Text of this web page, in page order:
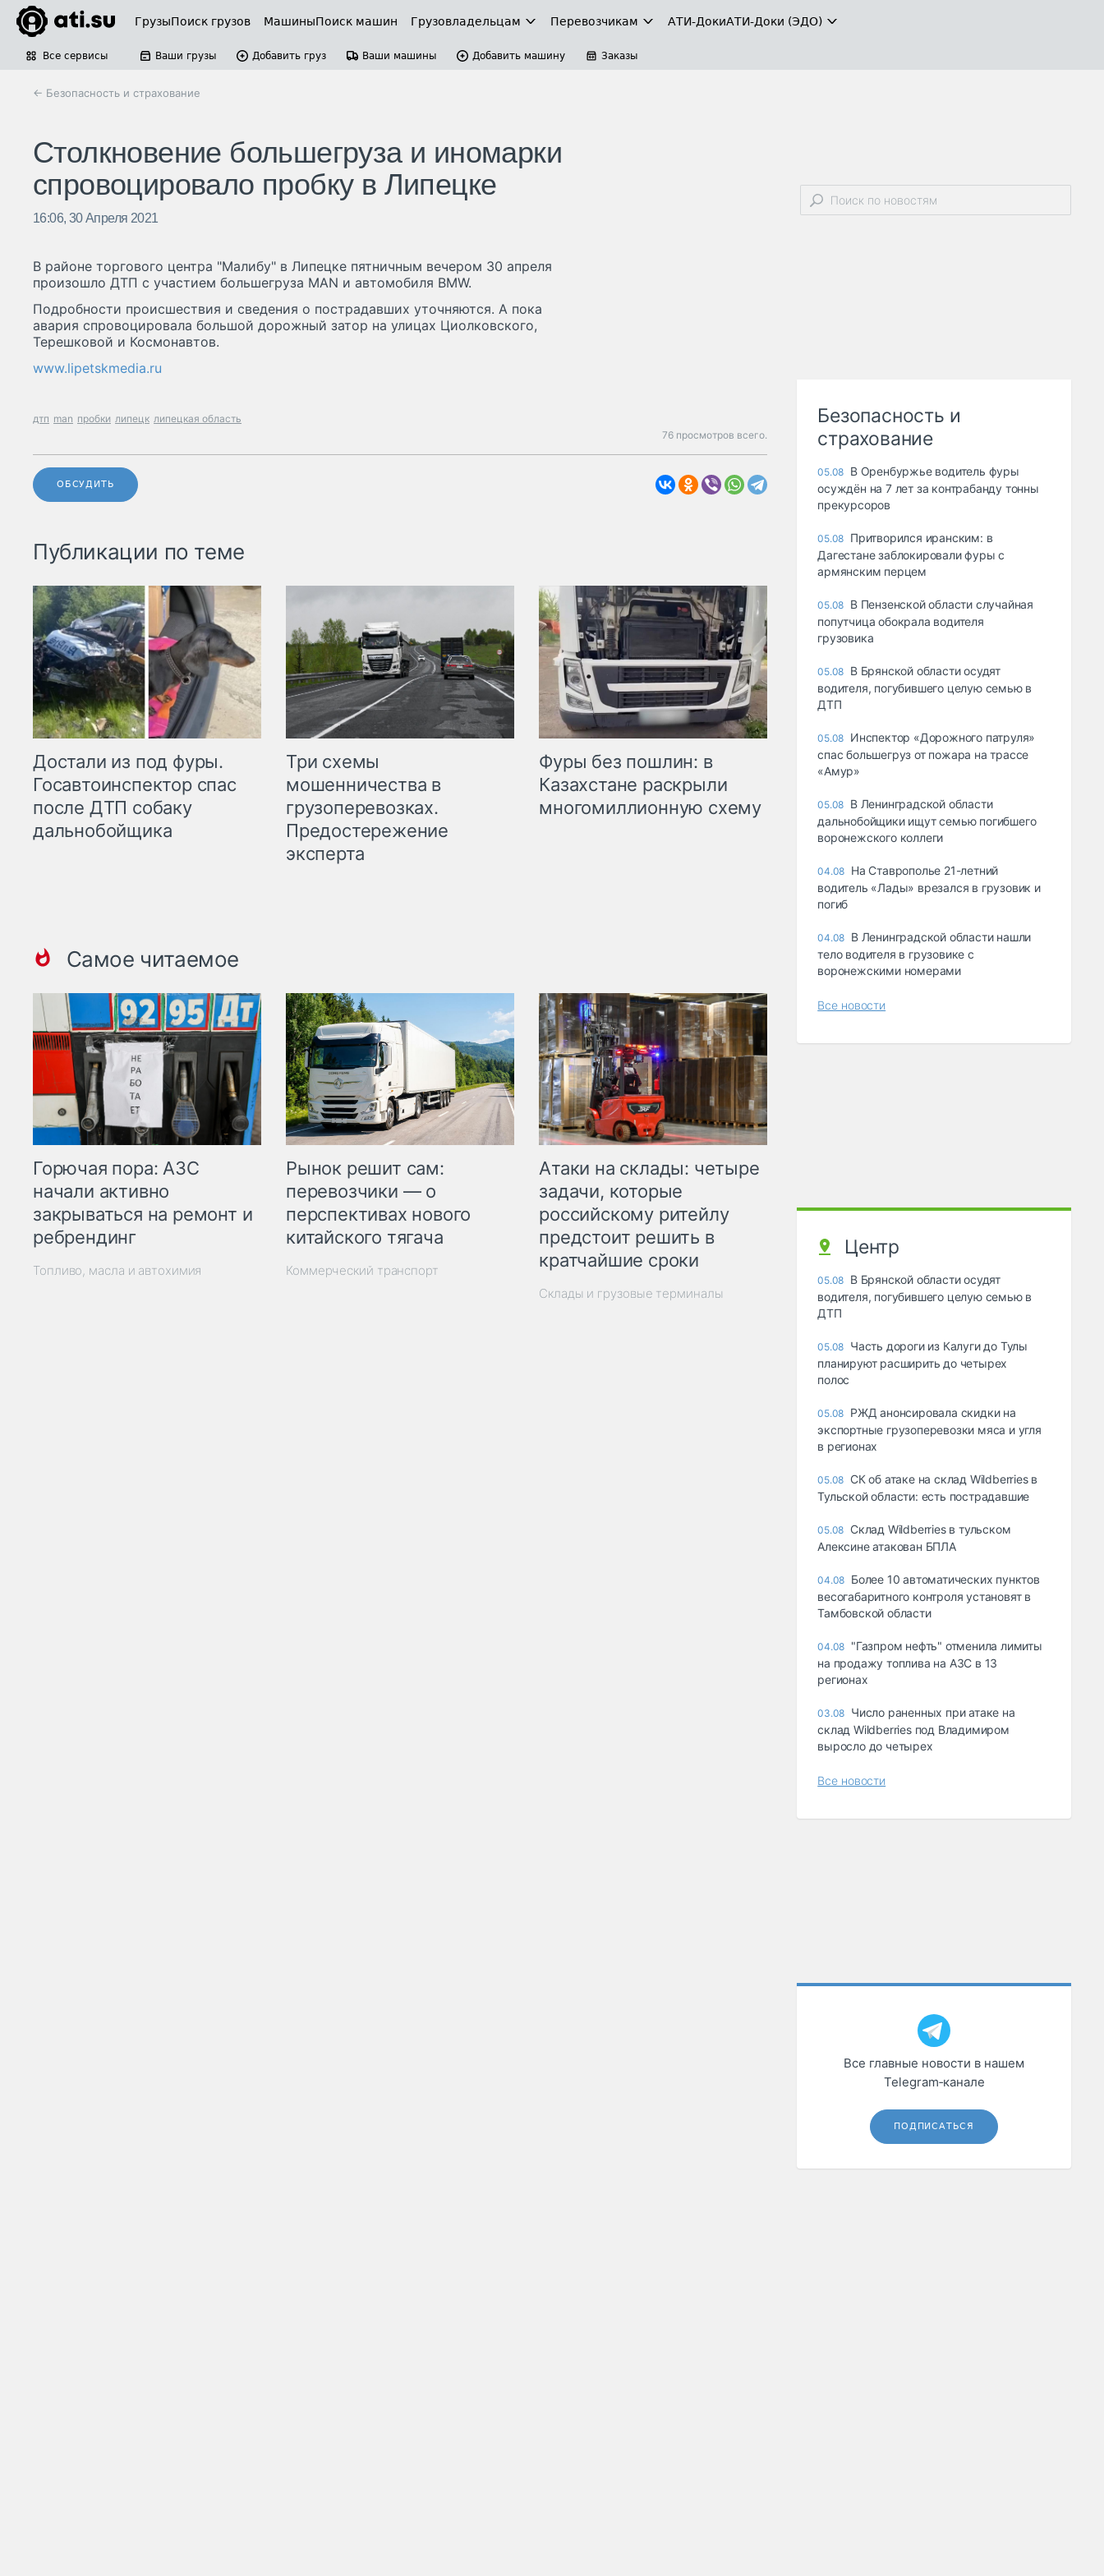
ГрузыПоиск грузов МашиныПоиск машин Грузовладельцам Перевозчикам АТИ-ДокиАТИ-Доки (ЭДО)
Все сервисы Ваши грузы Добавить груз Ваши машины Добавить машину Заказы
← Безопасность и страхование
Столкновение большегруза и иномарки
спровоцировало пробку в Липецке
16:06, 30 Апреля 2021
В районе торгового центра "Малибу" в Липецке пятничным вечером 30 апреля
произошло ДТП с участием большегруза MAN и автомобиля BMW.
Подробности происшествия и сведения о пострадавших уточняются. А пока
авария спровоцировала большой дорожный затор на улицах Циолковского,
Терешковой и Космонавтов.
www.lipetskmedia.ru
дтп man пробки липецк липецкая область
76 просмотров всего.
ОБСУДИТЬ
Публикации по теме
Достали из под фуры.
Госавтоинспектор спас
после ДТП собаку
дальнобойщика
Три схемы
мошенничества в
грузоперевозках.
Предостережение
эксперта
Фуры без пошлин: в
Казахстане раскрыли
многомиллионную схему
Самое читаемое
Горючая пора: АЗС
начали активно
закрываться на ремонт и
ребрендинг
Топливо, масла и автохимия
Рынок решит сам:
перевозчики — о
перспективах нового
китайского тягача
Коммерческий транспорт
Атаки на склады: четыре
задачи, которые
российскому ритейлу
предстоит решить в
кратчайшие сроки
Склады и грузовые терминалы
Безопасность и
страхование
05.08 В Оренбуржье водитель фуры
осуждён на 7 лет за контрабанду тонны
прекурсоров
05.08 Притворился иранским: в
Дагестане заблокировали фуры с
армянским перцем
05.08 В Пензенской области случайная
попутчица обокрала водителя
грузовика
05.08 В Брянской области осудят
водителя, погубившего целую семью в
ДТП
05.08 Инспектор «Дорожного патруля»
спас большегруз от пожара на трассе
«Амур»
05.08 В Ленинградской области
дальнобойщики ищут семью погибшего
воронежского коллеги
04.08 На Ставрополье 21-летний
водитель «Лады» врезался в грузовик и
погиб
04.08 В Ленинградской области нашли
тело водителя в грузовике с
воронежскими номерами
Все новости
Центр
05.08 В Брянской области осудят
водителя, погубившего целую семью в
ДТП
05.08 Часть дороги из Калуги до Тулы
планируют расширить до четырех
полос
05.08 РЖД анонсировала скидки на
экспортные грузоперевозки мяса и угля
в регионах
05.08 СК об атаке на склад Wildberries в
Тульской области: есть пострадавшие
05.08 Склад Wildberries в тульском
Алексине атакован БПЛА
04.08 Более 10 автоматических пунктов
весогабаритного контроля установят в
Тамбовской области
04.08 "Газпром нефть" отменила лимиты
на продажу топлива на АЗС в 13
регионах
03.08 Число раненных при атаке на
склад Wildberries под Владимиром
выросло до четырех
Все новости
Все главные новости в нашем
Telegram‑канале
ПОДПИСАТЬСЯ